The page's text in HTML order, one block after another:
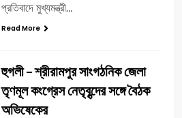
প্রতিবাদে মুখ্যমন্ত্রী…
Read More
হুগলী – শ্রীরামপুর সাংগঠনিক জেলা
তৃণমূল কংগ্রেস নেতৃবৃন্দের সঙ্গে বৈঠক
অভিষেকের